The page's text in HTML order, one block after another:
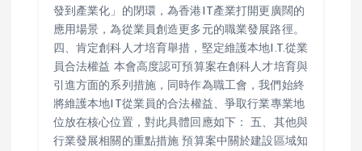
發到產業化」的閉環，為香港IT產業打開更廣闊的
應用場景，為從業員創造更多元的職業發展路徑。
四、肯定創科人才培育舉措，堅定維護本地I.T.從業
員合法權益 本會高度認可預算案在創科人才培育與
引進方面的系列措施，同時作為職工會，我們始終
將維護本地IT從業員的合法權益、爭取行業專業地
位放在核心位置，對此具體回應如下： 五、其他與
行業發展相關的重點措施 預算案中關於建設區域知